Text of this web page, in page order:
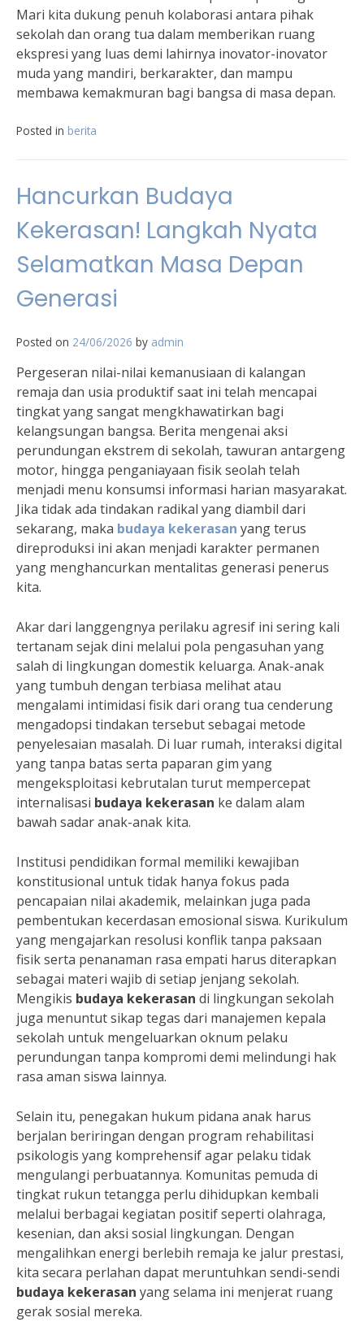
Mari kita dukung penuh kolaborasi antara pihak
sekolah dan orang tua dalam memberikan ruang
ekspresi yang luas demi lahirnya inovator-inovator
muda yang mandiri, berkarakter, dan mampu
membawa kemakmuran bagi bangsa di masa depan.
Posted in berita
Hancurkan Budaya
Kekerasan! Langkah Nyata
Selamatkan Masa Depan
Generasi
Posted on 24/06/2026 by admin
Pergeseran nilai-nilai kemanusiaan di kalangan
remaja dan usia produktif saat ini telah mencapai
tingkat yang sangat mengkhawatirkan bagi
kelangsungan bangsa. Berita mengenai aksi
perundungan ekstrem di sekolah, tawuran antargeng
motor, hingga penganiayaan fisik seolah telah
menjadi menu konsumsi informasi harian masyarakat.
Jika tidak ada tindakan radikal yang diambil dari
sekarang, maka budaya kekerasan yang terus
direproduksi ini akan menjadi karakter permanen
yang menghancurkan mentalitas generasi penerus
kita.
Akar dari langgengnya perilaku agresif ini sering kali
tertanam sejak dini melalui pola pengasuhan yang
salah di lingkungan domestik keluarga. Anak-anak
yang tumbuh dengan terbiasa melihat atau
mengalami intimidasi fisik dari orang tua cenderung
mengadopsi tindakan tersebut sebagai metode
penyelesaian masalah. Di luar rumah, interaksi digital
yang tanpa batas serta paparan gim yang
mengeksploitasi kebrutalan turut mempercepat
internalisasi budaya kekerasan ke dalam alam
bawah sadar anak-anak kita.
Institusi pendidikan formal memiliki kewajiban
konstitusional untuk tidak hanya fokus pada
pencapaian nilai akademik, melainkan juga pada
pembentukan kecerdasan emosional siswa. Kurikulum
yang mengajarkan resolusi konflik tanpa paksaan
fisik serta penanaman rasa empati harus diterapkan
sebagai materi wajib di setiap jenjang sekolah.
Mengikis budaya kekerasan di lingkungan sekolah
juga menuntut sikap tegas dari manajemen kepala
sekolah untuk mengeluarkan oknum pelaku
perundungan tanpa kompromi demi melindungi hak
rasa aman siswa lainnya.
Selain itu, penegakan hukum pidana anak harus
berjalan beriringan dengan program rehabilitasi
psikologis yang komprehensif agar pelaku tidak
mengulangi perbuatannya. Komunitas pemuda di
tingkat rukun tetangga perlu dihidupkan kembali
melalui berbagai kegiatan positif seperti olahraga,
kesenian, dan aksi sosial lingkungan. Dengan
mengalihkan energi berlebih remaja ke jalur prestasi,
kita secara perlahan dapat meruntuhkan sendi-sendi
budaya kekerasan yang selama ini menjerat ruang
gerak sosial mereka.